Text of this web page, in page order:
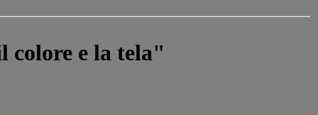
colore e la tela"